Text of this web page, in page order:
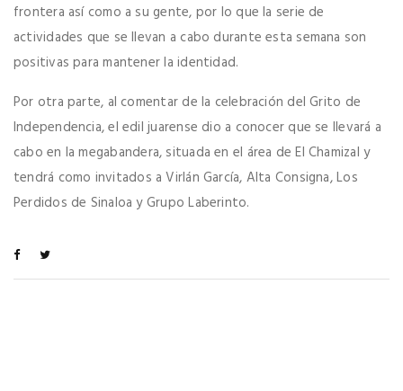
frontera así como a su gente, por lo que la serie de
actividades que se llevan a cabo durante esta semana son
positivas para mantener la identidad.
Por otra parte, al comentar de la celebración del Grito de
Independencia, el edil juarense dio a conocer que se llevará a
cabo en la megabandera, situada en el área de El Chamizal y
tendrá como invitados a Virlán García, Alta Consigna, Los
Perdidos de Sinaloa y Grupo Laberinto.